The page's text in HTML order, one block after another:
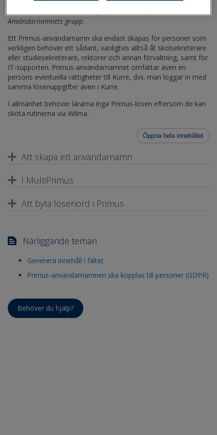
Användarnamnets grupp.
Ett Primus-användarnamn ska endast skapas för personer som
verkligen behöver ett sådant, vanligtvis alltså åt skolsekreterare
eller studiesekreterare, rektorer och annan förvaltning, samt för
IT-supporten. Primus-användarnamnet omfattar även en
persons eventuella rättigheter till Kurre, dvs. man loggar in med
samma lösenuppgifter även i Kurre.
I allmänhet behöver lärarna inga Primus-lösen eftersom de kan
sköta rutinerna via Wilma.
Öppna hela innehållet
Att skapa ett användarnamn
I MultiPrimus
Att byta lösenord i Primus
Närliggande teman
Generera innehåll i fältet
Primus-användarnamnen ska kopplas till personer (GDPR)
Behöver du hjälp?